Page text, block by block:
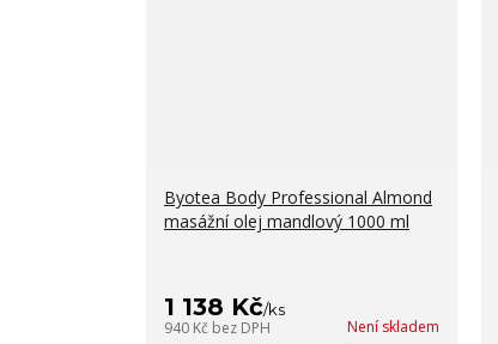
Byotea Body Professional Almond
masážní olej mandlový 1000 ml
1 138 Kč/ks
940 Kč bez DPH Není skladem